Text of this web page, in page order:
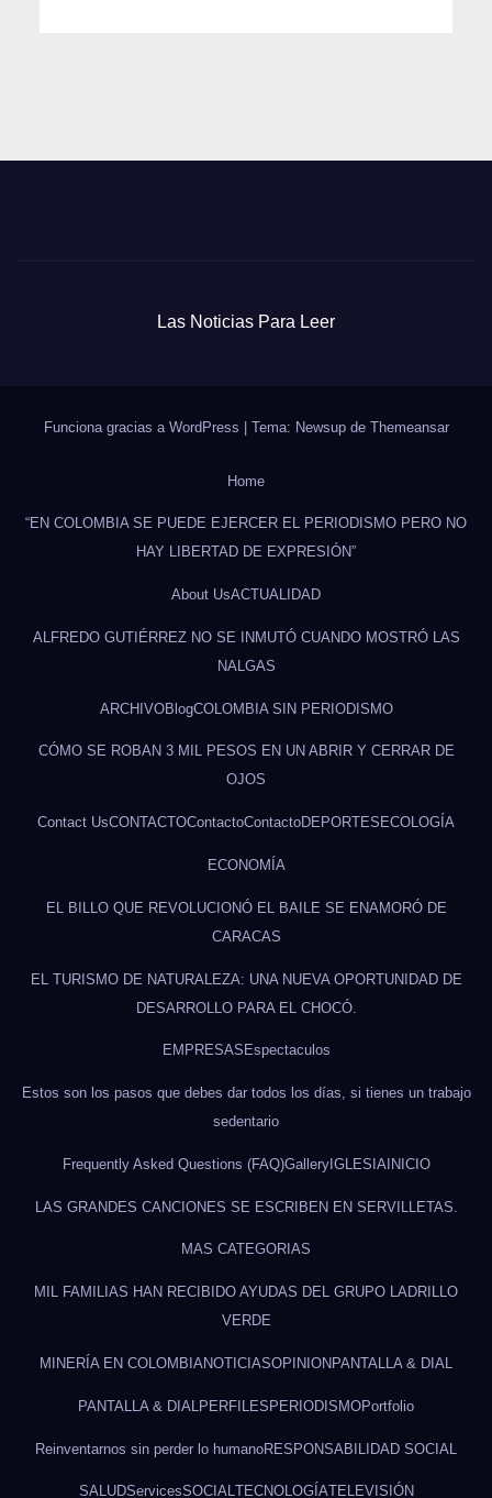
Las Noticias Para Leer
Funciona gracias a WordPress Tema: Newsup de Themeansar
Home
“EN COLOMBIA SE PUEDE EJERCER EL PERIODISMO PERO NO
HAY LIBERTAD DE EXPRESIÓN”
About UsACTUALIDAD
ALFREDO GUTIÉRREZ NO SE INMUTÓ CUANDO MOSTRÓ LAS
NALGAS
ARCHIVOBlogCOLOMBIA SIN PERIODISMO
CÓMO SE ROBAN 3 MIL PESOS EN UN ABRIR Y CERRAR DE
OJOS
Contact UsCONTACTOContactoContactoDEPORTES ECOLOGÍA
ECONOMÍA
EL BILLO QUE REVOLUCIONÓ EL BAILE SE ENAMORÓ DE
CARACAS
EL TURISMO DE NATURALEZA: UNA NUEVA OPORTUNIDAD DE
DESARROLLO PARA EL CHOCÓ.
EMPRESAS Espectaculos
Estos son los pasos que debes dar todos los días, si tienes un trabajo
sedentario
Frequently Asked Questions (FAQ)GalleryIGLESIA INICIO
LAS GRANDES CANCIONES SE ESCRIBEN EN SERVILLETAS.
MAS CATEGORIAS
MIL FAMILIAS HAN RECIBIDO AYUDAS DEL GRUPO LADRILLO
VERDE
MINERÍA EN COLOMBIANOTICIASOPINION PANTALLA & DIAL
PANTALLA & DIAL PERFILES PERIODISMOPortfolio
Reinventarnos sin perder lo humanoRESPONSABILIDAD SOCIAL
SALUDServicesSOCIALTECNOLOGÍATELEVISIÓN